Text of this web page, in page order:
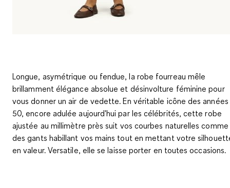
Longue, asymétrique ou fendue, la robe fourreau mêle
brillamment élégance absolue et désinvolture féminine pour
vous donner un air de vedette. En véritable icône des années
50, encore adulée aujourd'hui par les célébrités, cette robe
ajustée au millimètre près suit vos courbes naturelles comme
des gants habillant vos mains tout en mettant votre
en valeur. Versatile, elle se laisse porter en toutes occasions.